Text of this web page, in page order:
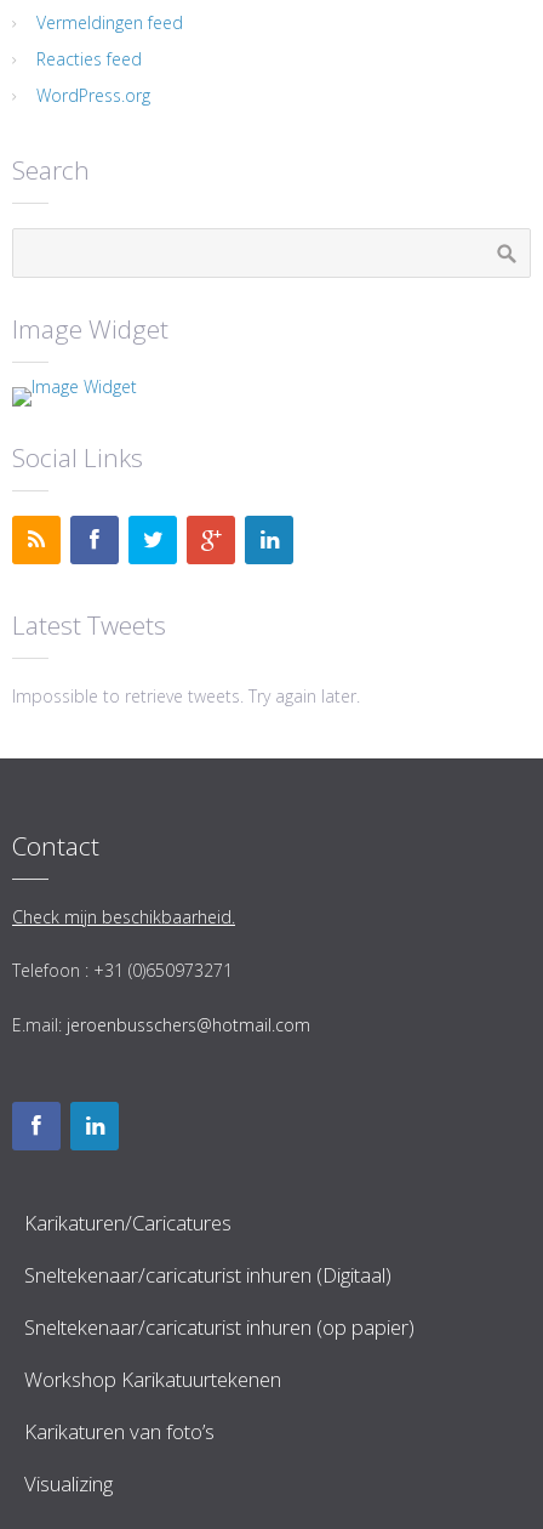
Vermeldingen feed
Reacties feed
WordPress.org
Search
Image Widget
Social Links
Latest Tweets
Impossible to retrieve tweets. Try again later.
Contact
Check mijn beschikbaarheid.
Telefoon : +31 (0)650973271
E.mail: jeroenbusschers@hotmail.com
Karikaturen/Caricatures
Sneltekenaar/caricaturist inhuren (Digitaal)
Sneltekenaar/caricaturist inhuren (op papier)
Workshop Karikatuurtekenen
Karikaturen van foto’s
Visualizing